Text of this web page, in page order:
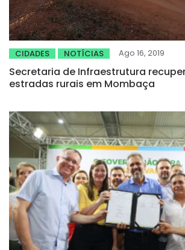
CIDADES NOTÍCIAS Ago 16, 2019
Secretaria de Infraestrutura
estradas rurais em Mombaça